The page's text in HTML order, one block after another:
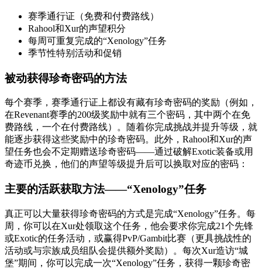
赛季通行证（免费和付费路线）
Rahool和Xur的声望积分
每周可重复完成的“Xenology”任务
季节性特别活动和促销
被动获得珍奇密码的方法
每个赛季，赛季通行证上都设有藏有珍奇密码的奖励（例如，
在Revenant赛季的200级奖励中就有三个密码，其中两个在免
费路线，一个在付费路线）。随着你完成挑战并提升等级，就
能逐步获得这些奖励中的珍奇密码。此外，Rahool和Xur的声
望任务也会不定期赠送珍奇密码——通过破解Exotic装备或用
奇迹币兑换，他们的声望等级提升后可以换取对应的密码：
主要的活跃获取方法——“Xenology”任务
真正可以大量获得珍奇密码的方式是完成“Xenology”任务。每
周，你可以在Xur处领取这个任务，他会要求你完成21个先锋
或Exotic的任务活动，或赢得PvP/Gambit比赛（更具挑战性的
活动或与宗族成员组队会提供额外奖励）。每次Xur造访“城
堡”期间，你可以完成一次“Xenology”任务，获得一颗珍奇密